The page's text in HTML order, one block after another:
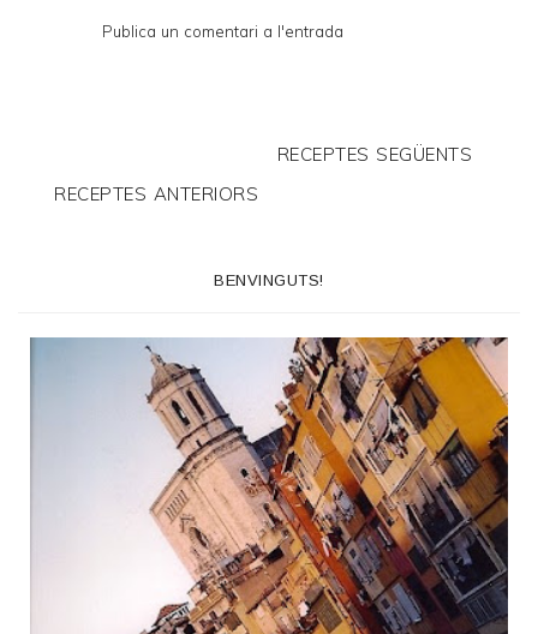
Publica un comentari a l'entrada
RECEPTES SEGÜENTS
RECEPTES ANTERIORS
BENVINGUTS!